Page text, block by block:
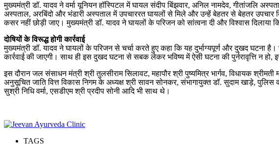
मुख्यमंत्री डॉ. यादव ने वर्मा यूनियन हॉस्पिटल में घायल संदीप बिंझवार, अनिल नामदेव, गीतांजलि
अस्पताल, अरबिंदो और भंडारी अस्पताल में उपचाररत घायलों से मिले और उन्हें बेहतर से बेहतर
कसर नहीं छोड़ी जाए। मुख्यमंत्री डॉ. यादव ने घायलों के परिजन को सांत्वना दी और विश्वास दिलाया
दोषियों के विरूद्ध होगी कार्रवाई
मुख्यमंत्री डॉ. यादव ने घायलों के परिजन से चर्चा करते हुए कहा कि यह दुर्भाग्यपूर्ण और दुखद घटना
कार्रवाई की जाएगी। साथ ही इस दुखद घटना से सबक लेकर भविष्य में ऐसी घटना की पुर्नरावृत्ति न
इस दौरान जल संसाधन मंत्री श्री तुलसीराम सिलावट, महापौर श्री पुष्यमित्र भार्गव, विधायक
अनुसूचित जाति वित्त विकास निगम के अध्यक्ष श्री सावन सोनकर, संभागायुक्त डॉ. सुदाम खाड़े,
सुश्री निधि वर्मा, एसडीएम श्री प्रदीप सोनी आदि भी साथ थे।
TAGS